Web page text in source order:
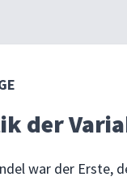
der
war der Erste,